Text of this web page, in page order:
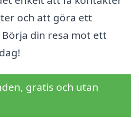
och att göra ett
din resa mot ett
gratis och utan